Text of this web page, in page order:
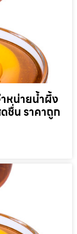
หน่ายน้ำผึ้ง
ชื่น ราคาถูก